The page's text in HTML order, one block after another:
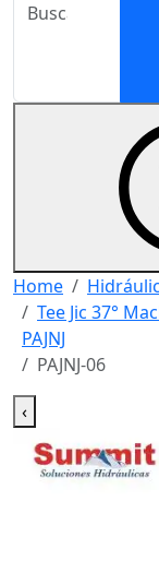
Home
Tee Jic 37°
PAJNJ
PAJNJ-06
‹